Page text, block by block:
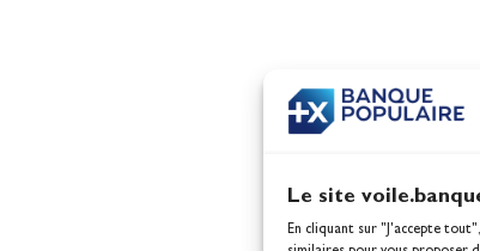
Le site
En cliquant sur "J'accepte
Berthomieu, vice-championnes